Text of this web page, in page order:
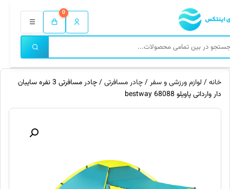
0
خانه/ لوازم ورزشی و سفر/چادر مسافرتی
/ چادر مسافرتی 3 نفره سایبان
دار وارداتی پاویلو 68088 bestway